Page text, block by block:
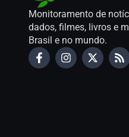
Monitoramento de
dados, filmes, livros e
Brasil e no mundo.